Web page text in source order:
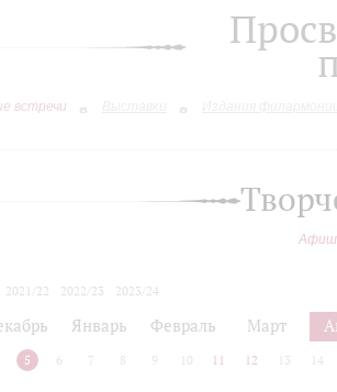
встречи
2021/22 2022/23
2023/24
Январь Февраль Март
5 6 7 8 9 10 11 12 13 14